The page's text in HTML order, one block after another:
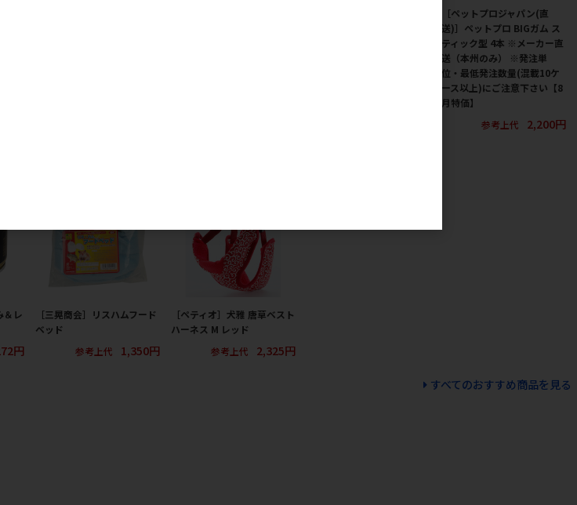
用
ラ
※
以
［ペットプロジャパン(直
送)］ペットプロ BIGガム ス
ティック型 4本 ※メーカー直
送（本州のみ） ※発注単
位・最低発注数量(混載10ケ
ース以上)にご注意下さい【8
月特価】
参考上代
2,200円
＆レ
円
［三晃商会］リスハムフード
ベッド
参考上代
1,350円
［ペティオ］犬雅 唐草ベスト
ハーネス M レッド
参考上代
2,325円
すべてのおすすめ商品を見る